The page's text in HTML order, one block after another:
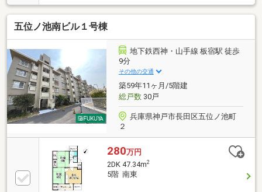
五位ノ池南ビル１号棟
地下鉄西神・山手線 板宿駅 徒歩
9分
その他の交通
築59年11ヶ月/5階建
総戸数30戸
兵庫県神戸市長田区五位ノ池町
２
280万円
2DK 47.34m2
5階 南東